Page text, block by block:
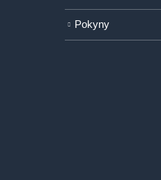
Pokyny